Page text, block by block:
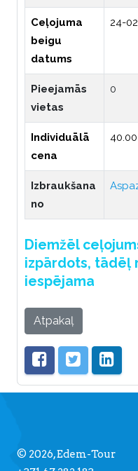
Ceļojuma
beigu
datums
24-
Pieejamās
vietas
0
Individuālā
cena
Izbraukšana
no
Diemžēl
izpārdots, tādēļ
iespējama
Atpakaļ
© 2026, Edem-Tour